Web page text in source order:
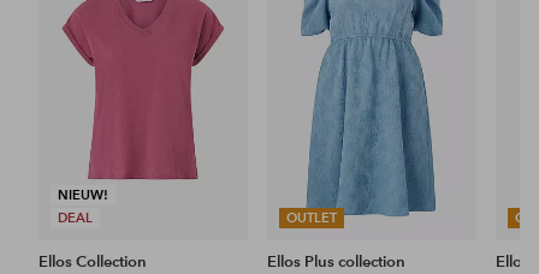
NIEUW!
DEAL
favorieten
Ellos Collection
OUTLET
favorieten
Ellos Plus collection
Ellos